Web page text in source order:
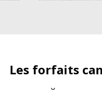
Les forfaits